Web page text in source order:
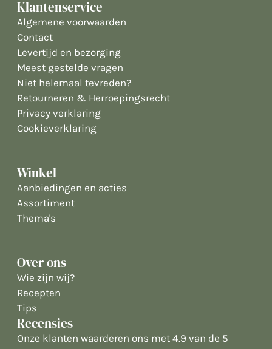
Klantenservice
Algemene voorwaarden
Contact
Levertijd en bezorging
Meest gestelde vragen
Niet helemaal tevreden?
Retourneren & Herroepingsrecht
Privacy verklaring
Cookieverklaring
Winkel
Aanbiedingen en acties
Assortiment
Thema's
Over ons
Wie zijn wij?
Recepten
Tips
Recensies
Onze klanten waarderen ons met 4.9 van de 5